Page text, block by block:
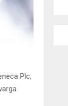
Plc,